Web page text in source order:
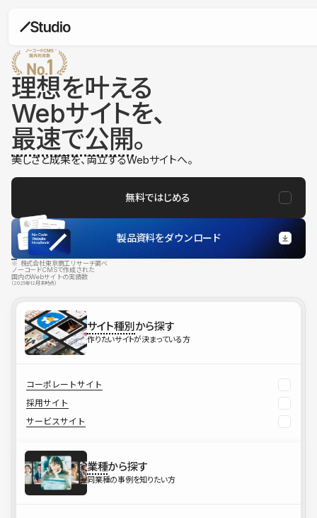
理想を叶える
Webサイトを、
最速で公開。
美しさと成果を、両立するWebサイトへ。
無料ではじめる
製品資料をダウンロード
※ 株式会社東京商工リサーチ調べ
ノーコードCMSで作成された
国内のWebサイトの実績数
（2025年12月末時点）
サイト種別から探す
作りたいサイトが決まっている方
コーポレートサイト
採用サイト
サービスサイト
業種から探す
同業種の事例を知りたい方